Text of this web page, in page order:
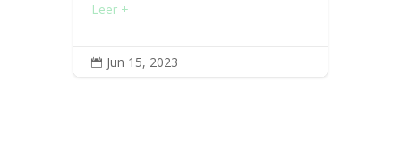
Leer +
 Jun 15, 2023